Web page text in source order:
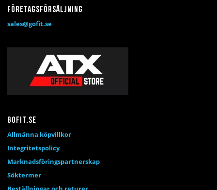
Företagsförsäljning
sales@gofit.se
Gofit.se
Allmänna köpvillkor
Integritetspolicy
Marknadsföringspartnerskap
Söktermer